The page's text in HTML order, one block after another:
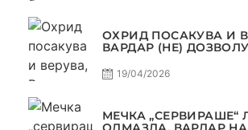
ОХРИД ПОСАКУВА И
ВАРДАР (НЕ)
19/04/2026
МЕЧКА „СЕРВИРАШЕ“